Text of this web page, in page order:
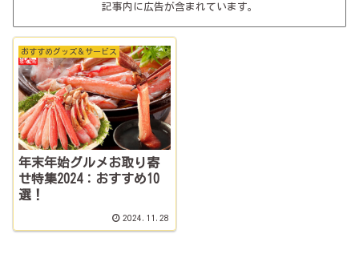
記事内に広告が含まれています。
おすすめグッズ＆サービス
年末年始グルメお取り寄
せ特集2024：おすすめ10
選！
2024.11.28